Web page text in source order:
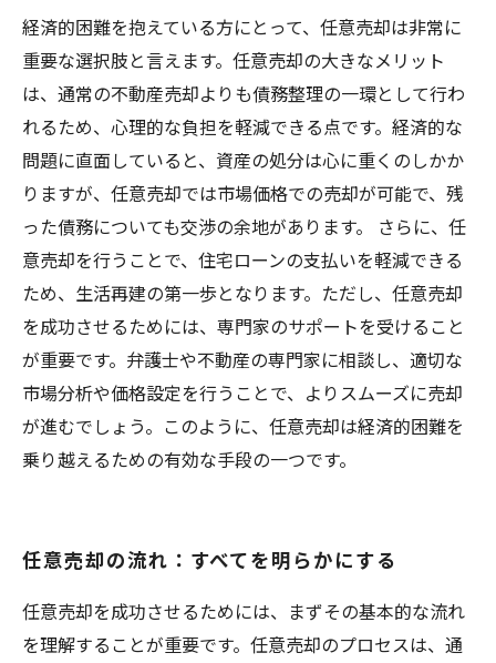
経済的困難を抱えている方にとって、任意売却は非常に
重要な選択肢と言えます。任意売却の大きなメリット
は、通常の不動産売却よりも債務整理の一環として行わ
れるため、心理的な負担を軽減できる点です。経済的な
問題に直面していると、資産の処分は心に重くのしかか
りますが、任意売却では市場価格での売却が可能で、残
った債務についても交渉の余地があります。 さらに、任
意売却を行うことで、住宅ローンの支払いを軽減できる
ため、生活再建の第一歩となります。ただし、任意売却
を成功させるためには、専門家のサポートを受けること
が重要です。弁護士や不動産の専門家に相談し、適切な
市場分析や価格設定を行うことで、よりスムーズに売却
が進むでしょう。このように、任意売却は経済的困難を
乗り越えるための有効な手段の一つです。
任意売却の流れ：すべてを明らかにする
任意売却を成功させるためには、まずその基本的な流れ
を理解することが重要です。任意売却のプロセスは、通